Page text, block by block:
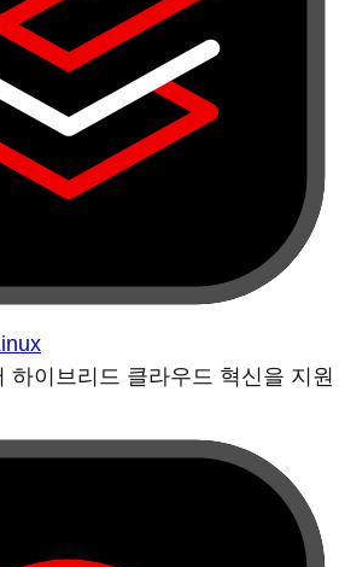
하이브리드 클라우드 혁신을 지원